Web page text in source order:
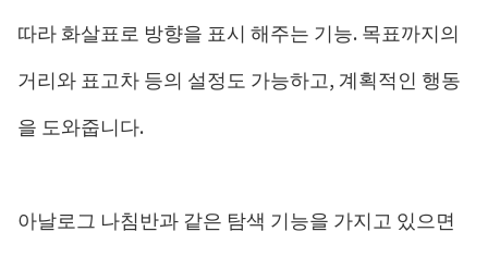
따라 화살표로 방향을 표시 해주는 기능. 목표까지의
거리와 표고차 등의 설정도 가능하고, 계획적인 행동
을 도와줍니다.
아날로그 나침반과 같은 탐색 기능을 가지고 있으면